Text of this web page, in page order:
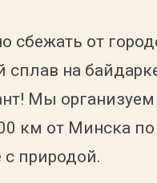
сбежать от
сплав на
Мы
км от Минска
природой.